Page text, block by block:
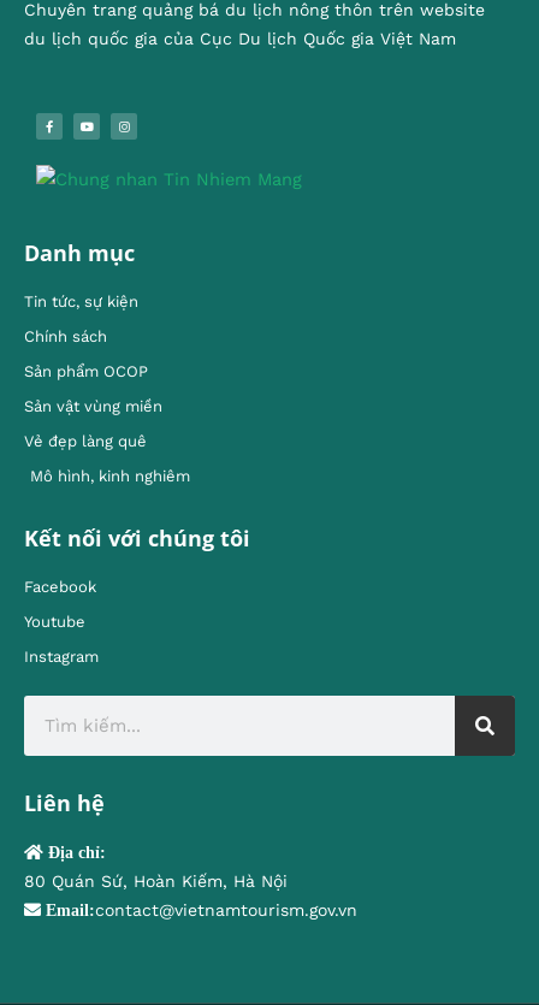
Chuyên trang quảng bá du lịch nông thôn trên website
du lịch quốc gia của Cục Du lịch Quốc gia Việt Nam
Danh mục
Tin tức, sự kiện
Chính sách
Sản phẩm OCOP
Sản vật vùng miền
Vẻ đẹp làng quê
Mô hình, kinh nghiêm
Kết nối với chúng tôi
Facebook
Youtube
Instagram
Liên hệ
Địa chỉ:
80 Quán Sứ, Hoàn Kiếm, Hà Nội
Email:contact@vietnamtourism.gov.vn